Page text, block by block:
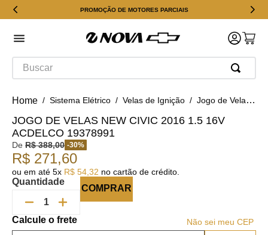
PROMOÇÃO DE MOTORES PARCIAIS
Buscar
Sistema Elétrico Velas de Ignição Jogo de Velas New Civic 2016 1.5 16v ACDelco 19378991
JOGO DE VELAS NEW CIVIC 2016 1.5 16V
ACDELCO 19378991
De R$ 388,00 -30%
R$ 271,60
ou em até 5x R$ 54 32 no cartão de crédito.
Quantidade
COMPRAR
Não sei meu CEP